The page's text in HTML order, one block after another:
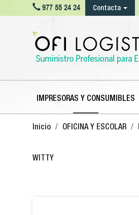
977 55 24 24 Contacta
IMPRESORAS Y CONSUMIBLES
Inicio OFICINA Y ESCOLAR
WITTY